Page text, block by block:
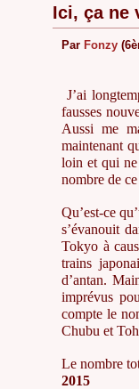
Ici, ça ne
Par Fonzy
J’ai
fausses
Aussi me
maintenant
loin et qui ne
nombre de
Qu’est-ce
s’évanouit
Tokyo à
trains
d’antan.
imprévus
compte le
Chubu et
Le nombre
2015